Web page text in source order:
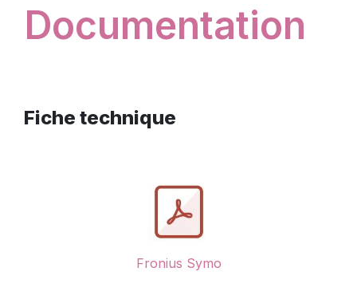
Documentation
Fiche technique
Fronius Symo